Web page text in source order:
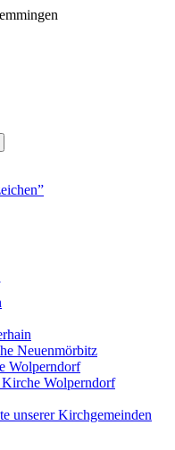
Neuenmörbitz
Wolperndorf
Kirche Wolperndorf
unserer Kirchgemeinden